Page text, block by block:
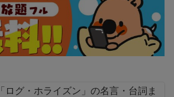
「ログ・ホライズン」の名言・台詞ま